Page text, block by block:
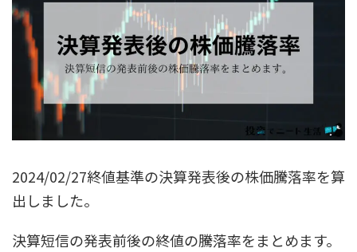
2024/02/27終値基準の決算発表後の株価騰落率を算
出しました。
決算短信の発表前後の終値の騰落率をまとめます。